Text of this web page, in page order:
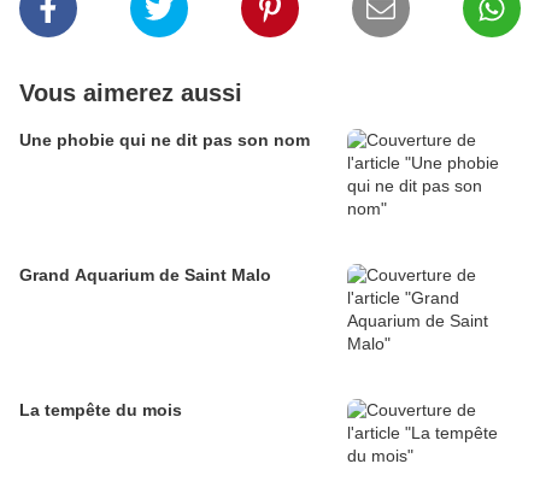
Vous aimerez aussi
Une phobie qui ne dit pas son nom
Grand Aquarium de Saint Malo
La tempête du mois